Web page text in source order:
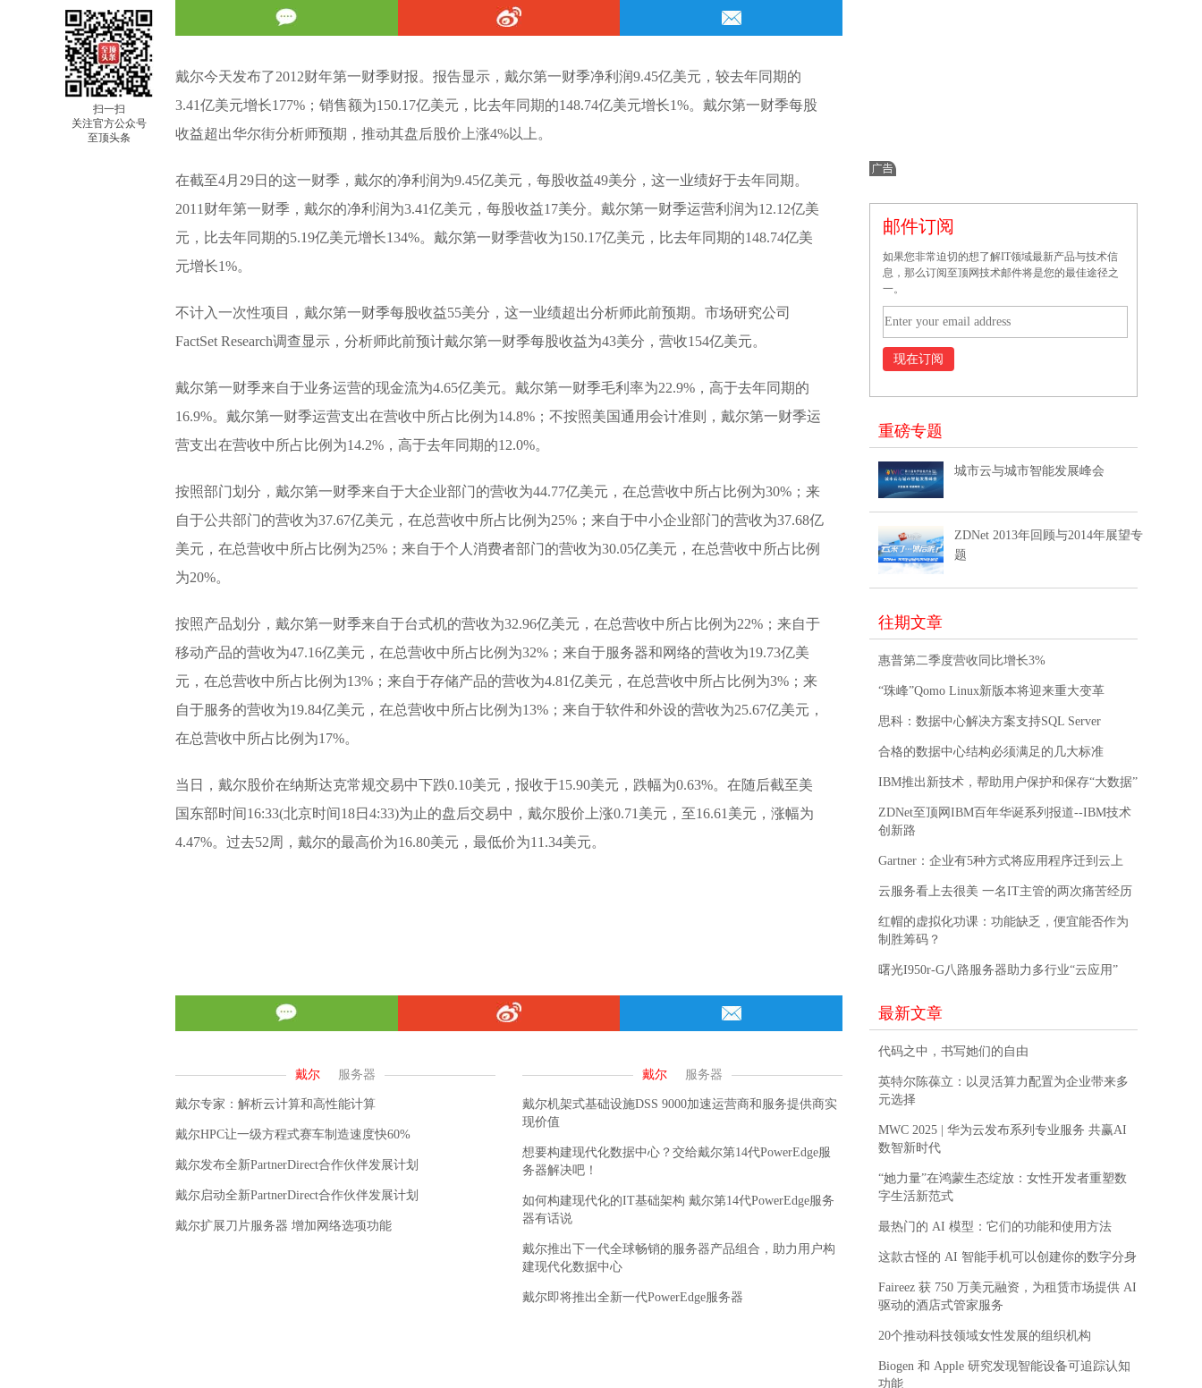
扫一扫
关注官方公众号
至顶头条
戴尔今天发布了2012财年第一财季财报。报告显示，戴尔第一财季净利润9.45亿美元，较去年同期的
3.41亿美元增长177%；销售额为150.17亿美元，比去年同期的148.74亿美元增长1%。戴尔第一财季每股
收益超出华尔街分析师预期，推动其盘后股价上涨4%以上。
在截至4月29日的这一财季，戴尔的净利润为9.45亿美元，每股收益49美分，这一业绩好于去年同期。
2011财年第一财季，戴尔的净利润为3.41亿美元，每股收益17美分。戴尔第一财季运营利润为12.12亿美
元，比去年同期的5.19亿美元增长134%。戴尔第一财季营收为150.17亿美元，比去年同期的148.74亿美
元增长1%。
不计入一次性项目，戴尔第一财季每股收益55美分，这一业绩超出分析师此前预期。市场研究公司
FactSet Research调查显示，分析师此前预计戴尔第一财季每股收益为43美分，营收154亿美元。
戴尔第一财季来自于业务运营的现金流为4.65亿美元。戴尔第一财季毛利率为22.9%，高于去年同期的
16.9%。戴尔第一财季运营支出在营收中所占比例为14.8%；不按照美国通用会计准则，戴尔第一财季运
营支出在营收中所占比例为14.2%，高于去年同期的12.0%。
按照部门划分，戴尔第一财季来自于大企业部门的营收为44.77亿美元，在总营收中所占比例为30%；来
自于公共部门的营收为37.67亿美元，在总营收中所占比例为25%；来自于中小企业部门的营收为37.68亿
美元，在总营收中所占比例为25%；来自于个人消费者部门的营收为30.05亿美元，在总营收中所占比例
为20%。
按照产品划分，戴尔第一财季来自于台式机的营收为32.96亿美元，在总营收中所占比例为22%；来自于
移动产品的营收为47.16亿美元，在总营收中所占比例为32%；来自于服务器和网络的营收为19.73亿美
元，在总营收中所占比例为13%；来自于存储产品的营收为4.81亿美元，在总营收中所占比例为3%；来
自于服务的营收为19.84亿美元，在总营收中所占比例为13%；来自于软件和外设的营收为25.67亿美元，
在总营收中所占比例为17%。
当日，戴尔股价在纳斯达克常规交易中下跌0.10美元，报收于15.90美元，跌幅为0.63%。在随后截至美
国东部时间16:33(北京时间18日4:33)为止的盘后交易中，戴尔股价上涨0.71美元，至16.61美元，涨幅为
4.47%。过去52周，戴尔的最高价为16.80美元，最低价为11.34美元。
戴尔专家：解析云计算和高性能计算
戴尔HPC让一级方程式赛车制造速度快60%
戴尔发布全新PartnerDirect合作伙伴发展计划
戴尔启动全新PartnerDirect合作伙伴发展计划
戴尔扩展刀片服务器 增加网络选项功能
戴尔机架式基础设施DSS 9000加速运营商和服务提供商实
现价值
想要构建现代化数据中心？交给戴尔第14代PowerEdge服
务器解决吧！
如何构建现代化的IT基础架构 戴尔第14代PowerEdge服务
器有话说
戴尔推出下一代全球畅销的服务器产品组合，助力用户构
建现代化数据中心
戴尔即将推出全新一代PowerEdge服务器
邮件订阅
如果您非常迫切的想了解IT领域最新产品与技术信
息，那么订阅至顶网技术邮件将是您的最佳途径之
一。
重磅专题
城市云与城市智能发展峰会
ZDNet 2013年回顾与2014年展望专
题
往期文章
惠普第二季度营收同比增长3%
“珠峰”Qomo Linux新版本将迎来重大变革
思科：数据中心解决方案支持SQL Server
合格的数据中心结构必须满足的几大标准
IBM推出新技术，帮助用户保护和保存“大数据”
ZDNet至顶网IBM百年华诞系列报道--IBM技术
创新路
Gartner：企业有5种方式将应用程序迁到云上
云服务看上去很美 一名IT主管的两次痛苦经历
红帽的虚拟化功课：功能缺乏，便宜能否作为
制胜筹码？
曙光I950r-G八路服务器助力多行业“云应用”
最新文章
代码之中，书写她们的自由
英特尔陈葆立：以灵活算力配置为企业带来多
元选择
MWC 2025 | 华为云发布系列专业服务 共赢AI
数智新时代
“她力量”在鸿蒙生态绽放：女性开发者重塑数
字生活新范式
最热门的 AI 模型：它们的功能和使用方法
这款古怪的 AI 智能手机可以创建你的数字分身
Faireez 获 750 万美元融资，为租赁市场提供 AI
驱动的酒店式管家服务
20个推动科技领域女性发展的组织机构
Biogen 和 Apple 研究发现智能设备可追踪认知
功能